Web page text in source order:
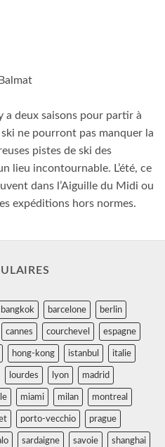
a deux saisons pour partir à
ne pourront pas manquer la
pistes de ski des
lieu incontournable. L’été, ce
dans l’Aiguille du Midi ou
expéditions hors normes.
bangkok barcelone berlin
cannes courchevel espagne
hong-kong istanbul italie
lourdes lyon madrid
miami milan montreal
porto-vecchio prague
sardaigne savoie shanghai